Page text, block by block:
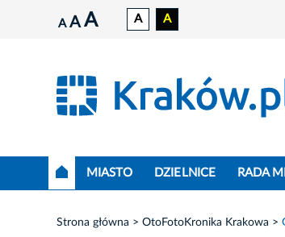
A A A A A
MIASTO DZIELNICE RADA
Strona główna OtoFotoKronika Krakowa